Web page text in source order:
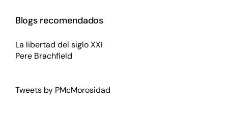
Blogs recomendados
La libertad del siglo XXI
Pere Brachfield
Tweets by PMcMorosidad